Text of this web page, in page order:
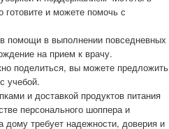
и можете помочь с
в выполнении повседневных
на прием к врачу.
поделиться, вы можете предложить
учебой.
и доставкой продуктов питания
персонального шоппера и
требует надежности, доверия и